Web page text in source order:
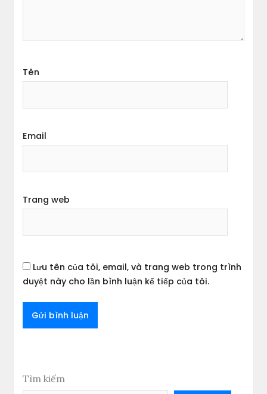
Tên
Email
Trang web
Lưu tên của tôi, email, và trang web trong trình
duyệt này cho lần bình luận kế tiếp của tôi.
Tìm kiếm